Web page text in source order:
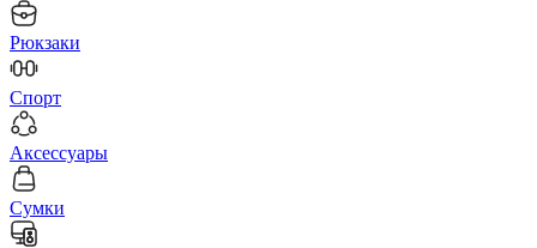
Рюкзаки
Спорт
Аксессуары
Сумки